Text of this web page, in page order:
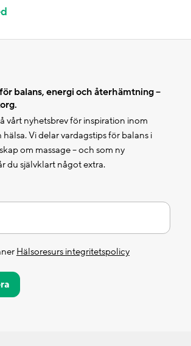
balans, energi och återhämtning –
vårt nyhetsbrev för inspiration inom
Vi delar vardagstips för balans i
om massage – och som ny
du självklart något extra.
Hälsoresurs integritetspolicy